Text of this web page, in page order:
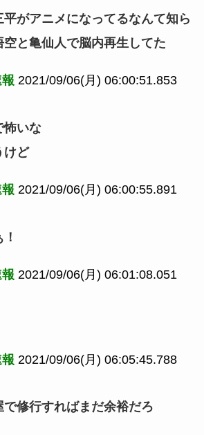
平がアニメになってるなんて知ら
と亀仙人で脳内再生してた
2021/09/06(月) 06:00:51.853
怖いな
けど
2021/09/06(月) 06:00:55.891
2021/09/06(月) 06:01:08.051
2021/09/06(月) 06:05:45.788
修行すればまだ余裕だろ